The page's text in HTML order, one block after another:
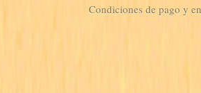
Condiciones de pago y